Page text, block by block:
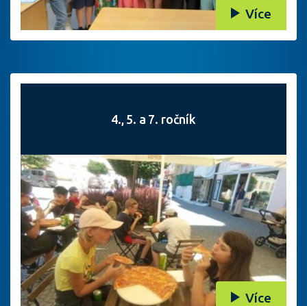
Více
4., 5. a 7. ročník
Více